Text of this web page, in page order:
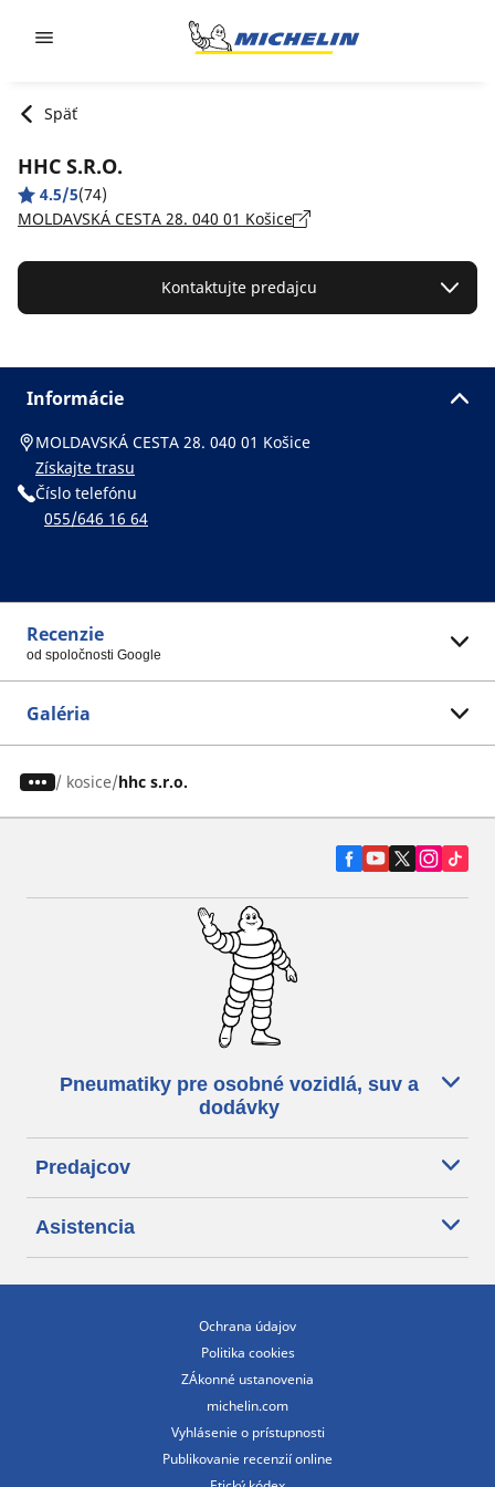
Späť
HHC S.R.O.
4.5/5(74)
MOLDAVSKÁ CESTA 28. 040 01 Košice
Kontaktujte predajcu
Informácie
MOLDAVSKÁ CESTA 28. 040 01 Košice
Získajte trasu
Číslo telefónu
055/646 16 64
Recenzie
od spoločnosti Google
Galéria
/ kosice hhc s.r.o.
Pneumatiky pre osobné vozidlá, suv a
dodávky
Predajcov
Asistencia
Ochrana údajov
Politika cookies
ZÁkonné ustanovenia
michelin.com
Vyhlásenie o prístupnosti
Publikovanie recenzií online